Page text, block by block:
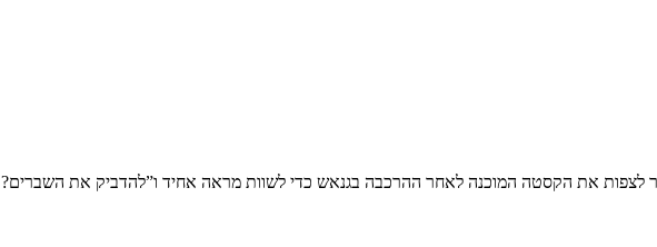
לצפות את הקסטה המוכנה לאחר ההרכבה בגנאש כדי לשוות מראה אחיד ו”להדביק את השברים?